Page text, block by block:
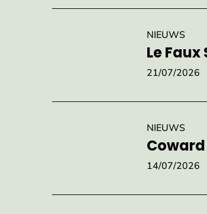
Le
NIEUWS
21/07/2026
NIEUWS
14/07/2026